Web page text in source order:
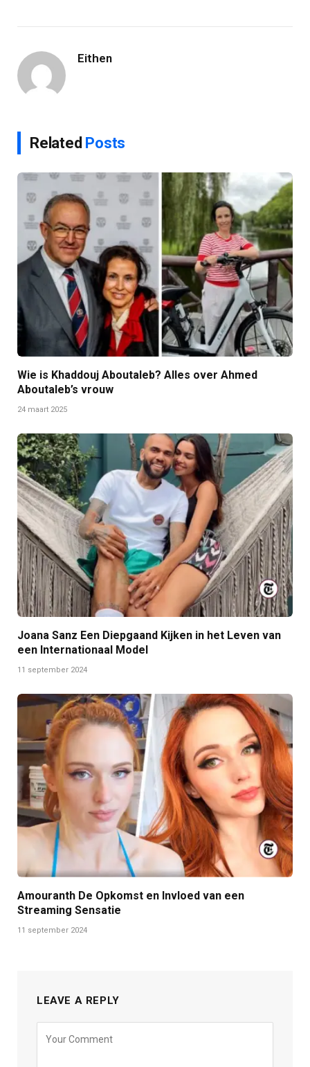
Eithen
Related Posts
Wie is Khaddouj Aboutaleb? Alles over Ahmed
Aboutaleb’s vrouw
24 maart 2025
Joana Sanz Een Diepgaand Kijken in het Leven van
een Internationaal Model
11 september 2024
Amouranth De Opkomst en Invloed van een
Streaming Sensatie
11 september 2024
LEAVE A REPLY